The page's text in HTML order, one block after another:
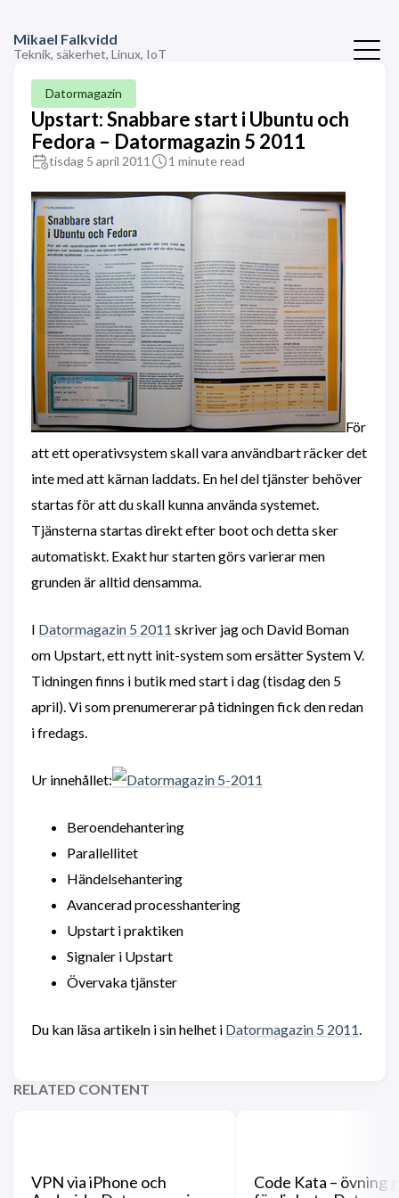
Mikael Falkvidd
Teknik, säkerhet, Linux, IoT
Datormagazin
Upstart: Snabbare start i Ubuntu och
Fedora – Datormagazin 5 2011
tisdag 5 april 2011 1 minute read
För
att ett operativsystem skall vara användbart räcker det
inte med att kärnan laddats. En hel del tjänster behöver
startas för att du skall kunna använda systemet.
Tjänsterna startas direkt efter boot och detta sker
automatiskt. Exakt hur starten görs varierar men
grunden är alltid densamma.
I Datormagazin 5 2011 skriver jag och David Boman
om Upstart, ett nytt init-system som ersätter System V.
Tidningen finns i butik med start i dag (tisdag den 5
april). Vi som prenumererar på tidningen fick den redan
i fredags.
Ur innehållet:
Beroendehantering
Parallellitet
Händelsehantering
Avancerad processhantering
Upstart i praktiken
Signaler i Upstart
Övervaka tjänster
Du kan läsa artikeln i sin helhet i Datormagazin 5 2011.
RELATED CONTENT
VPN via iPhone och
Code Kata – övning